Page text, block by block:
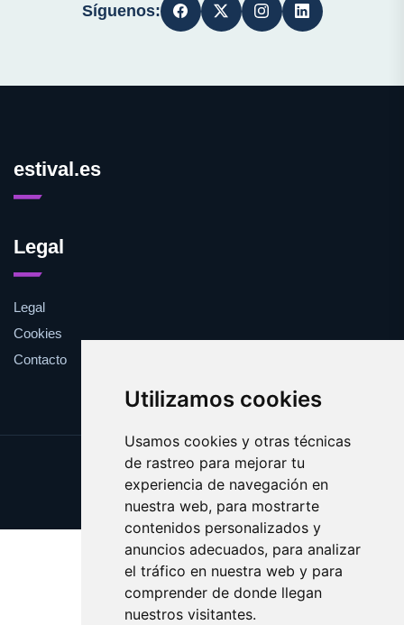
Utilizamos cookies
Usamos cookies y otras técnicas
de rastreo para mejorar tu
experiencia de navegación en
nuestra web, para mostrarte
contenidos personalizados y
anuncios adecuados, para analizar
el tráfico en nuestra web y para
comprender de donde llegan
nuestros visitantes.
Síguenos:
estival.es
Legal
Legal
Cookies
Contacto
Update cookies preferences
Copyright © 2025 estival.es